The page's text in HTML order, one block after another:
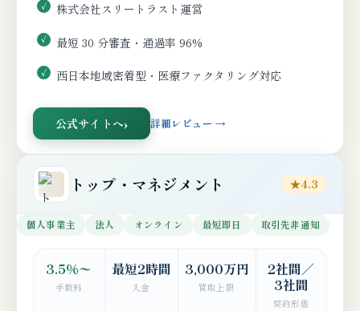
株式会社スリートラスト運営
最短 30 分審査・通過率 96%
西日本地域密着型・医療ファクタリング対応
公式サイトへ 詳細レビュー →
トップ・マネジメント ★4.3
個人事業主 法人 オンライン 最短即日 取引先非通知
3.5%〜
手数料
最短2時間
入金
3,000万円
買取上限
2社間／
3社間
契約形態